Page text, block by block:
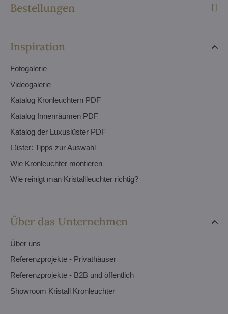
Bestellungen
Inspiration
Fotogalerie
Videogalerie
Katalog Kronleuchtern PDF
Katalog Innenräumen PDF
Katalog der Luxuslüster PDF
Lüster: Tipps zur Auswahl
Wie Kronleuchter montieren
Wie reinigt man Kristallleuchter richtig?
Über das Unternehmen
Über uns
Referenzprojekte - Privathäuser
Referenzprojekte - B2B und öffentlich
Showroom Kristall Kronleuchter